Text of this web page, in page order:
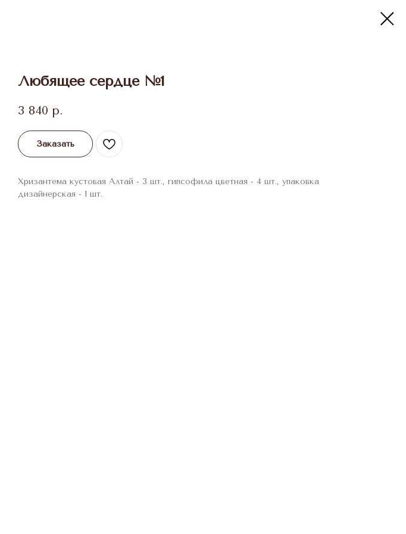
Любящее сердце №1
3 840 р.
Заказать
Хризантема кустовая Алтай - 3 шт., гипсофила цветная - 4 шт., упаковка
дизайнерская - 1 шт.